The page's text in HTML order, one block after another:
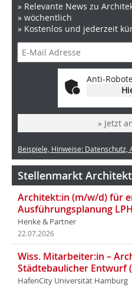
» Relevante News zu
» wöchentlich
» Kostenlos und jederzeit
Anti-
» Jetzt
Beispiele, Hinweise: Datenschutz,
Stellenmarkt
Architekt:in (m/w/d) für
Ausführungsplanung
Henke & Partner
22.07.2026
Wiss. Mitarbeiter:in –
Städtebaulicher Entwurf
HafenCity Universität Hamburg